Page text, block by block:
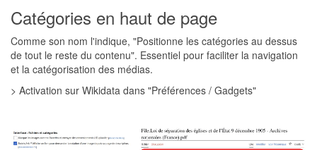
Catégories en haut de page
Comme son nom l'indique, "Positionne les catégories au dessus
de tout le reste du contenu". Essentiel pour faciliter la navigation
et la catégorisation des médias.
> Activation sur Wikidata dans "Préférences / Gadgets"